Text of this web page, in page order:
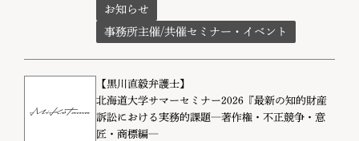
お知らせ
事務所主催/共催セミナー・イベント
【黒川直毅弁護士】
北海道大学サマーセミナー2026『最新の知的財産
訴訟における実務的課題―著作権・不正競争・意
匠・商標編―